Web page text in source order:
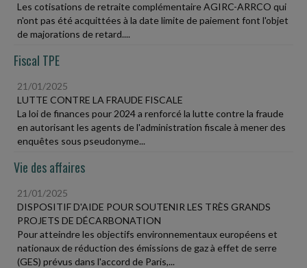
Les cotisations de retraite complémentaire AGIRC-ARRCO qui
n'ont pas été acquittées à la date limite de paiement font l'objet
de majorations de retard....
Fiscal TPE
21/01/2025
LUTTE CONTRE LA FRAUDE FISCALE
La loi de finances pour 2024 a renforcé la lutte contre la fraude
en autorisant les agents de l'administration fiscale à mener des
enquêtes sous pseudonyme...
Vie des affaires
21/01/2025
DISPOSITIF D'AIDE POUR SOUTENIR LES TRÈS GRANDS
PROJETS DE DÉCARBONATION
Pour atteindre les objectifs environnementaux européens et
nationaux de réduction des émissions de gaz à effet de serre
(GES) prévus dans l'accord de Paris,...